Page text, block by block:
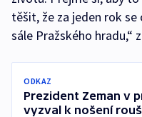
těšit, že za jeden rok
sále Pražského hradu,“
ODKAZ
Prezident Zeman v
vyzval k nošení